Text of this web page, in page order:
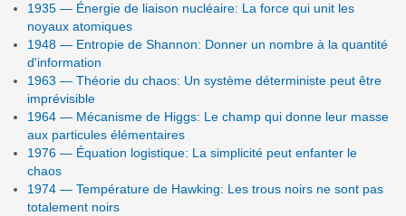
1935 — Énergie de liaison nucléaire: La force qui unit les
noyaux atomiques
1948 — Entropie de Shannon: Donner un nombre à la quantité
d'information
1963 — Théorie du chaos: Un système déterministe peut être
imprévisible
1964 — Mécanisme de Higgs: Le champ qui donne leur masse
aux particules élémentaires
1976 — Équation logistique: La simplicité peut enfanter le
chaos
1974 — Température de Hawking: Les trous noirs ne sont pas
totalement noirs